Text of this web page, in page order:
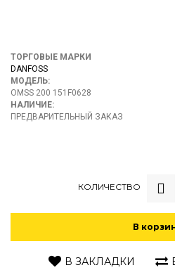
ТОРГОВЫЕ МАРКИ
DANFOSS
МОДЕЛЬ:
OMSS 200 151F0628
НАЛИЧИЕ:
ПРЕДВАРИТЕЛЬНЫЙ ЗАКАЗ
КОЛИЧЕСТВО
В
В ЗАКЛАДКИ